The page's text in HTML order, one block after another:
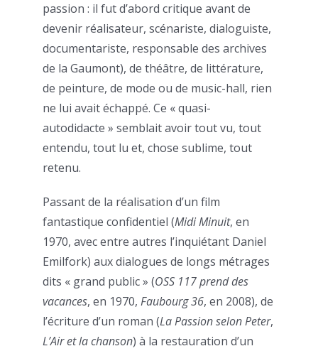
passion : il fut d’abord critique avant de
devenir réalisateur, scénariste, dialoguiste,
documentariste, responsable des archives
de la Gaumont), de théâtre, de littérature,
de peinture, de mode ou de music-hall, rien
ne lui avait échappé. Ce « quasi-
autodidacte » semblait avoir tout vu, tout
entendu, tout lu et, chose sublime, tout
retenu.
Passant de la réalisation d’un film
fantastique confidentiel (Midi Minuit, en
1970, avec entre autres l’inquiétant Daniel
Emilfork) aux dialogues de longs métrages
dits « grand public » (OSS 117 prend des
vacances, en 1970, Faubourg 36, en 2008), de
l’écriture d’un roman (La Passion selon Peter,
L’Air et la chanson) à la restauration d’un